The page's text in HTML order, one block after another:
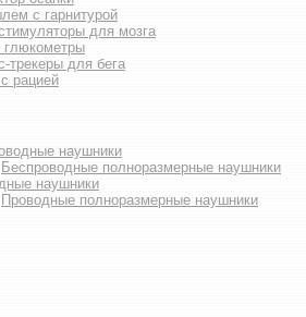
с гарнитурой
для мозга
трекеры для бега
рацией
наушники
Беспроводные полноразмерные наушники
наушники
Проводные полноразмерные наушники